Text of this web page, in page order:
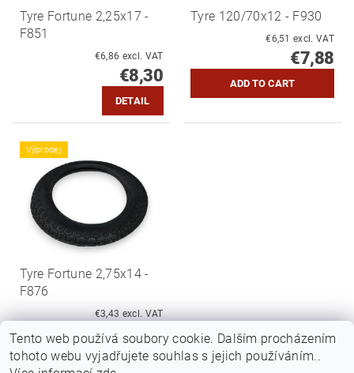
Tyre Fortune 2,25x17 -
F851
€6,86 excl. VAT
€8,30
DETAIL
Tyre 120/70x12 - F930
€6,51 excl. VAT
€7,88
Výprodej
Tyre Fortune 2,75x14 -
F876
€3,43 excl. VAT
€4,15
Tento web používá soubory cookie. Dalším procházením
tohoto webu vyjadřujete souhlas s jejich používáním..